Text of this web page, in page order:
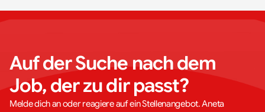
Auf der Suche nach dem
Job, der zu dir passt?
Melde dich an oder reagiere auf ein Stellenangebot. Aneta